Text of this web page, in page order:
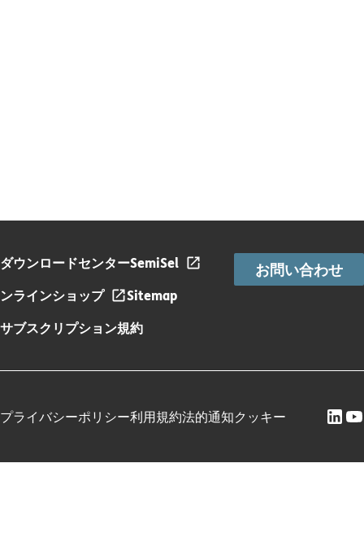
ダウンロードセンターSemiSel
ンラインショップ
Sitemap
サブスクリプション規約
お問い合わせ
プライバシーポリシー利用規約法的通知クッキー